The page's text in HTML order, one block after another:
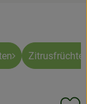
Zitrusfrüchte